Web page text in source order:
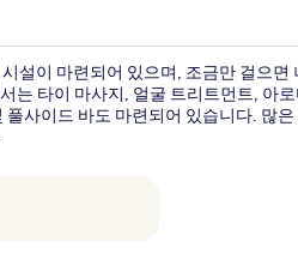
설이 마련되어 있으며, 조금만 걸으
는 타이 마사지, 얼굴 트리트먼트, 아
사이드 바도 마련되어 있습니다. 많